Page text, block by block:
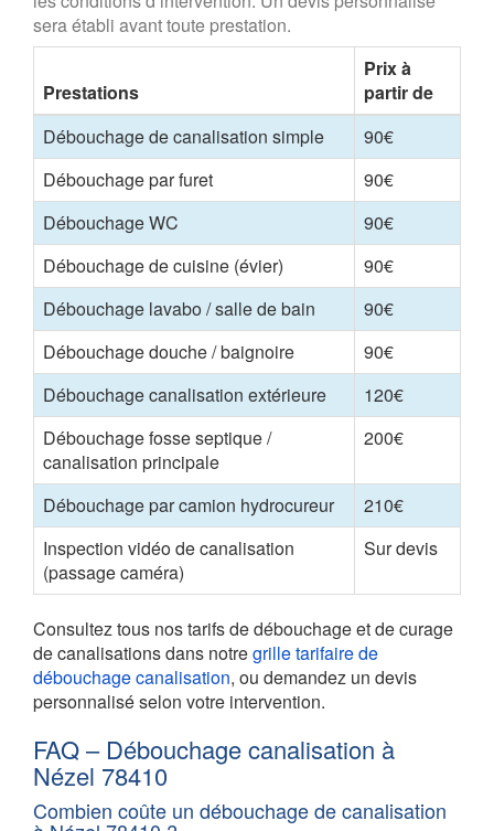
sera établi avant toute prestation.
Prestations
Prix à
partir de
Débouchage de canalisation simple
90€
Débouchage par furet
90€
Débouchage WC
90€
Débouchage de cuisine (évier)
90€
Débouchage lavabo / salle de bain
90€
Débouchage douche / baignoire
90€
Débouchage canalisation extérieure
120€
Débouchage fosse septique /
canalisation principale
200€
Débouchage par camion hydrocureur
210€
Inspection vidéo de canalisation
(passage caméra)
Sur devis
Consultez tous nos tarifs de débouchage et de curage
de canalisations dans notregrille tarifaire de
débouchage canalisation, ou demandez un devis
personnalisé selon votre intervention.
FAQ – Débouchage canalisation à
Nézel 78410
Combien coûte un débouchage de canalisation